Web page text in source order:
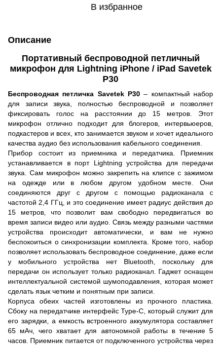
В избранное
Описание
Портативный беспроводной петличный
микрофон для Lightning iPhone / iPad Savetek
P30
Беспроводная петличка Savetek P30 – компактный набор
для записи звука, полностью беспроводной и позволяет
фиксировать голос на расстоянии до 15 метров. Этот
микрофон отлично подходит для блогеров, интервьюеров,
подкастеров и всех, кто занимается звуком и хочет идеального
качества аудио без использования кабельного соединения.
Прибор состоит из приемника и передатчика. Приемник
устанавливается в порт Lightning устройства для передачи
звука. Сам микрофон можно закрепить на клипсе с зажимом
на одежде или в любом другом удобном месте. Они
соединяются друг с другом с помощью радиоканала с
частотой 2,4 ГГц, и это соединение имеет радиус действия до
15 метров, что позволит вам свободно передвигаться во
время записи видео или аудио. Связь между разными частями
устройства происходит автоматически, и вам не нужно
беспокоиться о синхронизации комплекта. Кроме того, набор
позволяет использовать беспроводное соединение, даже если
у мобильного устройства нет Bluetooth, поскольку для
передачи он использует только радиоканал. Гаджет оснащен
интеллектуальной системой шумоподавления, которая может
сделать язык четким и понятным при записи.
Корпуса обеих частей изготовлены из прочного пластика.
Сбоку на передатчике интерфейс Type-C, который служит для
его зарядки, а емкость встроенного аккумулятора составляет
65 мАч, чего хватает для автономной работы в течение 5
часов. Приемник питается от подключенного устройства через